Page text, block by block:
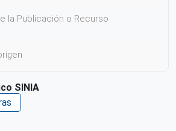
la Publicación o Recurso
SINIA